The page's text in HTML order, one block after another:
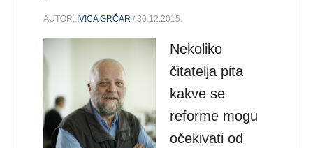
AUTOR: IVICA GRČAR / 30.12.2015.
Nekoliko
čitatelja pita
kakve se
reforme mogu
očekivati od